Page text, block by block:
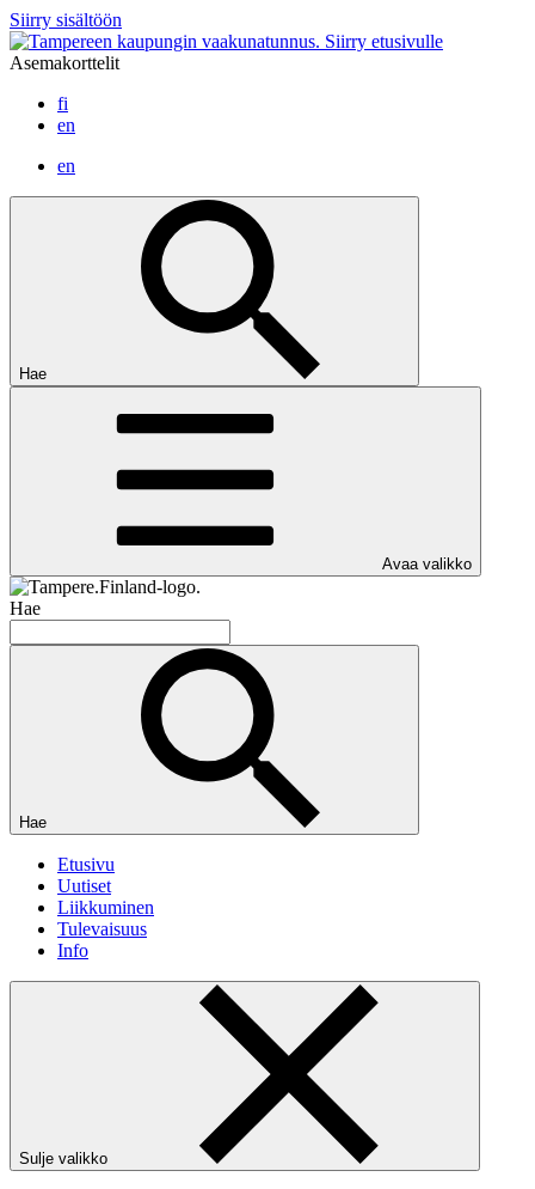
Siirry sisältöön
Siirry etusivulle
Asemakorttelit
fi
en
en
Hae
Avaa valikko
Hae
Hae
Etusivu
Uutiset
Liikkuminen
Tulevaisuus
Info
Sulje valikko